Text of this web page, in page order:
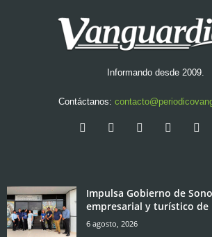
Informando desde 2009.
Contáctanos:
Impulsa Gobierno de
empresarial y turístico de
6 agosto, 2026